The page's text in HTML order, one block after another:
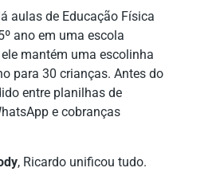
aulas de Educação Física
ano em uma escola
mantém uma escolinha
para 30 crianças. Antes do
entre planilhas de
e cobranças
, Ricardo unificou tudo.